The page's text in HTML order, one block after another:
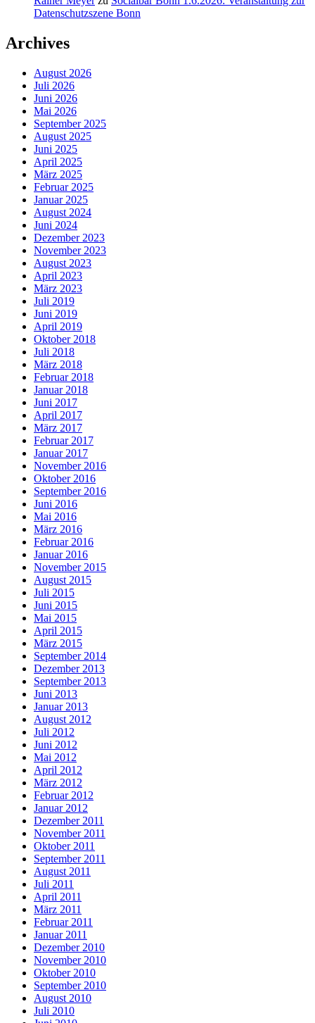
Datenschutzszene Bonn
Archives
August 2026
Juli 2026
Juni 2026
Mai 2026
September 2025
August 2025
Juni 2025
April 2025
März 2025
Februar 2025
Januar 2025
August 2024
Juni 2024
Dezember 2023
November 2023
August 2023
April 2023
März 2023
Juli 2019
Juni 2019
April 2019
Oktober 2018
Juli 2018
März 2018
Februar 2018
Januar 2018
Juni 2017
April 2017
März 2017
Februar 2017
Januar 2017
November 2016
Oktober 2016
September 2016
Juni 2016
Mai 2016
März 2016
Februar 2016
Januar 2016
November 2015
August 2015
Juli 2015
Juni 2015
Mai 2015
April 2015
März 2015
September 2014
Dezember 2013
September 2013
Juni 2013
Januar 2013
August 2012
Juli 2012
Juni 2012
Mai 2012
April 2012
März 2012
Februar 2012
Januar 2012
Dezember 2011
November 2011
Oktober 2011
September 2011
August 2011
Juli 2011
April 2011
März 2011
Februar 2011
Januar 2011
Dezember 2010
November 2010
Oktober 2010
September 2010
August 2010
Juli 2010